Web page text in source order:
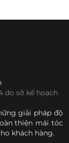
do sở kế hoạch
giải pháp độ
thiện mái tóc
khách hàng.